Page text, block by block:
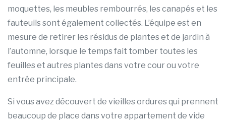
moquettes, les meubles rembourrés, les canapés et les
fauteuils sont également collectés. L’équipe est en
mesure de retirer les résidus de plantes et de jardin à
l’automne, lorsque le temps fait tomber toutes les
feuilles et autres plantes dans votre cour ou votre
entrée principale.
Si vous avez découvert de vieilles ordures qui prennent
beaucoup de place dans votre appartement de vide